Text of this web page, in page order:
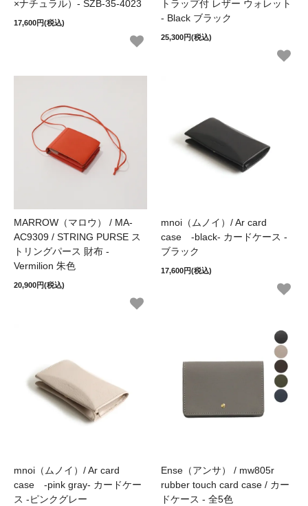
×ナチュラル）- SZB-35-4023
17,600円(税込)
トラップ付 レザー ウォレット
- Black ブラック
25,300円(税込)
MARROW（マロウ） / MA-
AC9309 / STRING PURSE ス
トリングパース 財布 -
Vermilion 朱色
20,900円(税込)
mnoi（ムノイ）/ Ar card
case -black- カードケース -
ブラック
17,600円(税込)
mnoi（ムノイ）/ Ar card
case -pink gray- カードケー
ス -ピンクグレー
Ense（アンサ） / mw805r
rubber touch card case / カー
ドケース - 全5色